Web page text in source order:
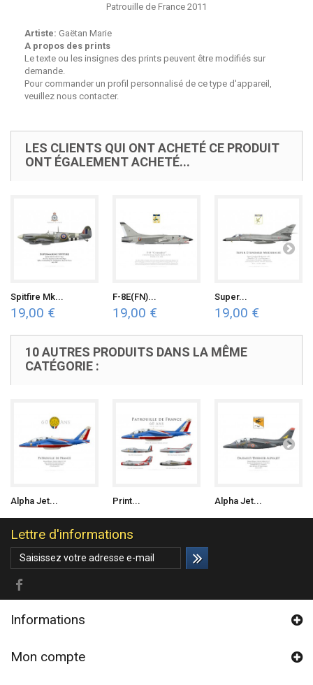
Patrouille de France 2011
Artiste: Gaëtan Marie
A propos des prints
Le texte ou les insignes des prints peuvent être modifiés sur
demande.
Pour commander un profil personnalisé de ce type d'appareil,
veuillez nous contacter.
LES CLIENTS QUI ONT ACHETÉ CE PRODUIT
ONT ÉGALEMENT ACHETÉ...
Spitfire Mk...
19,00 €
F-8E(FN)...
19,00 €
Super...
19,00 €
10 AUTRES PRODUITS DANS LA MÊME
CATÉGORIE :
Alpha Jet... Print... Alpha Jet...
Lettre d'informations
Informations
Mon compte